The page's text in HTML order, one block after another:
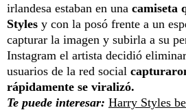
irlandesa estaban en una camiseta
Styles y con la posó frente a un
capturar la imagen y subirla a su
Instagram el artista decidió
usuarios de la red social
rápidamente se viralizó.
Te puede interesar: Harry Styles